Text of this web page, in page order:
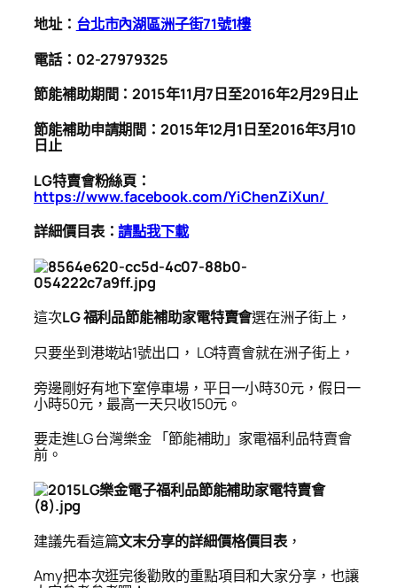
地址： 台北市內湖區洲子街71號1樓
電話：02-27979325
節能補助期間：2015年11月7日至2016年2月29日止
節能補助申請期間：2015年12月1日至2016年3月10
日止
LG特賣會粉絲頁：
https://www.facebook.com/YiChenZiXun/
詳細價目表：請點我下載
這次LG福利品節能補助家電特賣會選在洲子街上，
只要坐到港墘站1號出口， LG特賣會就在洲子街上，
旁邊剛好有地下室停車場，平日一小時30元，假日一
小時50元，最高一天只收150元。
要走進LG 台灣樂金 「節能補助」家電福利品特賣會
前。
建議先看這篇文末分享的詳細價格價目表，
Amy把本次逛完後勸敗的重點項目和大家分享，也讓